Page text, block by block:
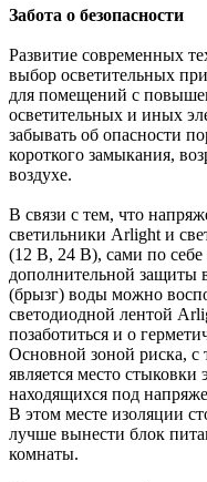
Забота о безопасности
Развитие современных
выбор осветительных
для помещений с
осветительных и иных
забывать об опасности
короткого замыкания,
воздухе.
В связи с тем, что
светильники Arlight и
(12 В, 24 В), сами по
дополнительной защиты
(брызг) воды можно
светодиодной лентой
позаботиться и о
Основной зоной риска, с
является место стыковки
находящихся под
В этом месте изоляции
лучше вынести блок
комнаты.